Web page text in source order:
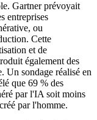
Gartner prévoyait
entreprises
ou
Cette
et de
également des
Un sondage réalisé en
que 69 % des
par l'IA soit moins
par l'homme.